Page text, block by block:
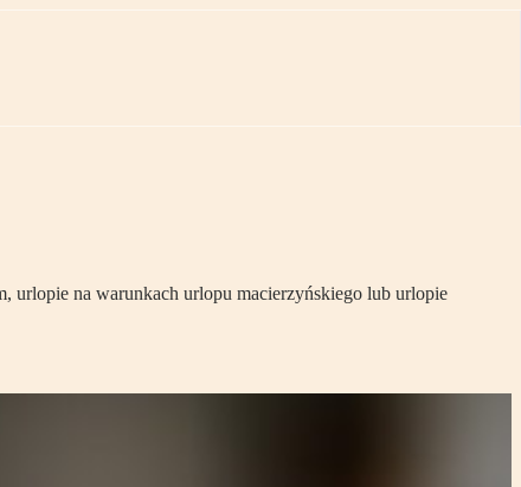
urlopie na warunkach urlopu macierzyńskiego lub urlopie